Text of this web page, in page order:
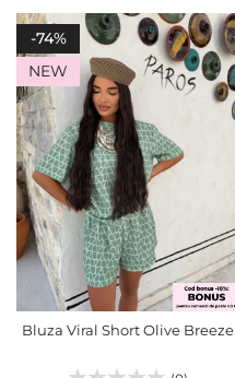
-74%
NEW
Bluza Viral Short Olive Breeze